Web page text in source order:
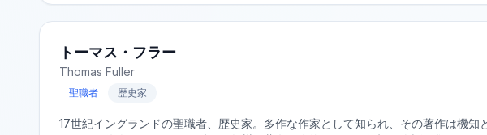
トーマス・フラー
Thomas Fuller
聖職者 歴史家
17世紀イングランドの聖職者、歴史家。多作な作家として知られ、その著作は機